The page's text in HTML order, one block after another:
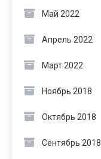
Май 2022
Апрель 2022
Март 2022
Ноябрь 2018
Октябрь 2018
Сентябрь 2018